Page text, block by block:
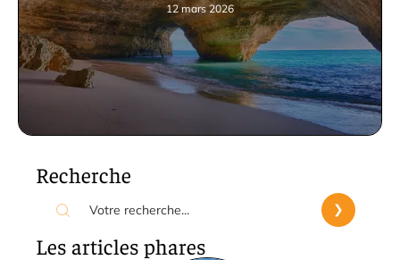
12 mars 2026
Recherche
Les articles phares